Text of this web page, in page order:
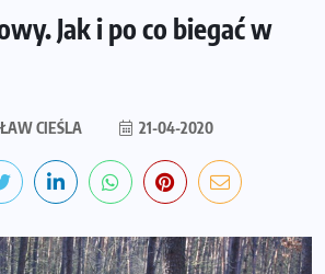
Jak i po co biegać w
CIEŚLA 21-04-2020